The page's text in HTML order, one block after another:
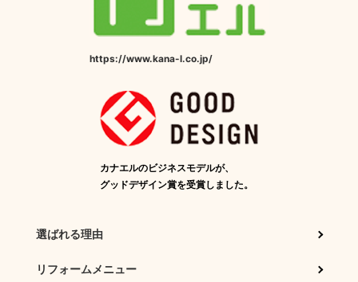
https://www.kana-l.co.jp/
カナエルのビジネスモデルが、
グッドデザイン賞を受賞しました。
選ばれる理由
リフォームメニュー